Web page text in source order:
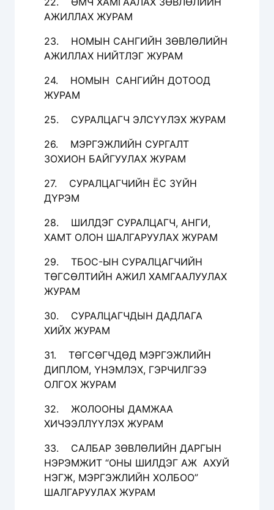
АЖИЛЛАХ ЖУРАМ
23. НОМЫН САНГИЙН ЗӨВЛӨЛИЙН
АЖИЛЛАХ НИЙТЛЭГ ЖУРАМ
24. НОМЫН САНГИЙН ДОТООД
ЖУРАМ
25. СУРАЛЦАГЧ ЭЛСҮҮЛЭХ ЖУРАМ
26. МЭРГЭЖЛИЙН СУРГАЛТ
ЗОХИОН БАЙГУУЛАХ ЖУРАМ
27. СУРАЛЦАГЧИЙН ЁС ЗҮЙН
ДҮРЭМ
28. ШИЛДЭГ СУРАЛЦАГЧ, АНГИ,
ХАМТ ОЛОН ШАЛГАРУУЛАХ ЖУРАМ
29. ТБОС-ЫН СУРАЛЦАГЧИЙН
ТӨГСӨЛТИЙН АЖИЛ ХАМГААЛУУЛАХ
ЖУРАМ
30. СУРАЛЦАГЧДЫН ДАДЛАГА
ХИЙХ ЖУРАМ
31. ТӨГСӨГЧДӨД МЭРГЭЖЛИЙН
ДИПЛОМ, ҮНЭМЛЭХ, ГЭРЧИЛГЭЭ
ОЛГОХ ЖУРАМ
32. ЖОЛООНЫ ДАМЖАА
ХИЧЭЭЛЛҮҮЛЭХ ЖУРАМ
33. САЛБАР ЗӨВЛӨЛИЙН ДАРГЫН
НЭРЭМЖИТ “ОНЫ ШИЛДЭГ АЖ АХУЙ
НЭГЖ, МЭРГЭЖЛИЙН ХОЛБОО”
ШАЛГАРУУЛАХ ЖУРАМ